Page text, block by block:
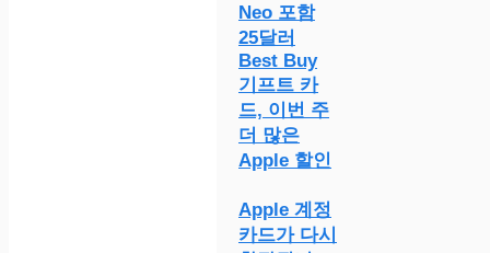
Neo 포함
25달러
Best Buy
기프트 카
드, 이번 주
더 많은
Apple 할인
Apple 계정
카드가 다시